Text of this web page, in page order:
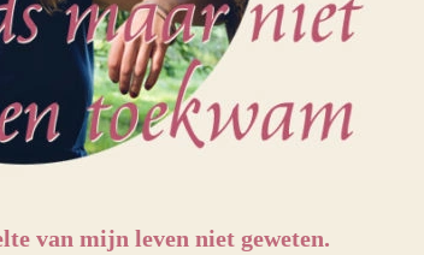
van mijn leven niet geweten.